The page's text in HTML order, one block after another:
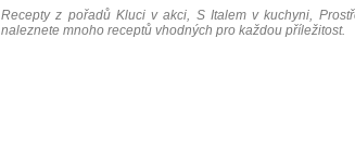
Recepty z pořadů Kluci v akci, S Italem v kuchyni,
naleznete mnoho receptů vhodných pro každou příležitost.